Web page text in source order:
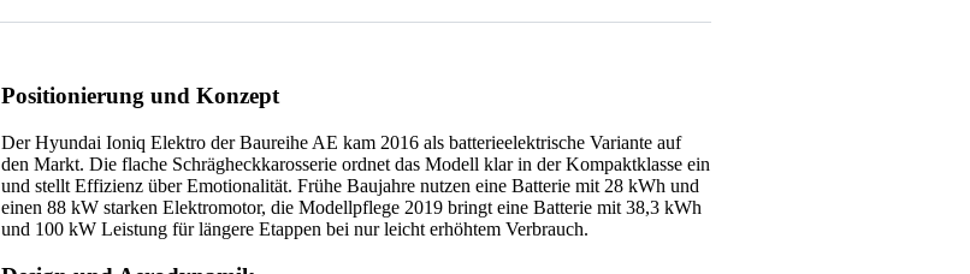
Positionierung und Konzept
Der Hyundai Ioniq Elektro der Baureihe AE kam 2016 als batterieelektrische Variante auf
den Markt. Die flache Schrägheckkarosserie ordnet das Modell klar in der Kompaktklasse ein
und stellt Effizienz über Emotionalität. Frühe Baujahre nutzen eine Batterie mit 28 kWh und
einen 88 kW starken Elektromotor, die Modellpflege 2019 bringt eine Batterie mit 38,3 kWh
und 100 kW Leistung für längere Etappen bei nur leicht erhöhtem Verbrauch.